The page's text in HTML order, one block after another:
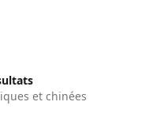
et chinées